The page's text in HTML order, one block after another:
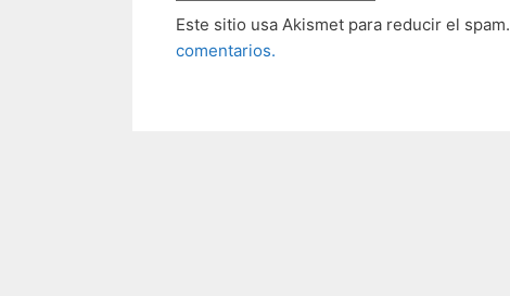
Este sitio usa Akismet para reducir el spam.
comentarios.